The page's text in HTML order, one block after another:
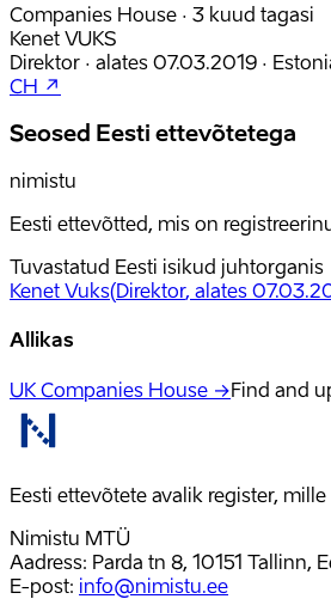
Companies House · 3 kuud tagasi
Kenet VUKS
Direktor · alates 07.03.2019 ·
CH ↗
Seosed Eesti ettevõtetega
nimistu
Eesti ettevõtted, mis on
Tuvastatud Eesti isikud juhtorganis
Kenet Vuks(Direktor, alates
Allikas
UK Companies House →Find and
Eesti ettevõtete avalik register,
Nimistu MTÜ
Aadress: Parda tn 8, 10151 Tallinn,
E-post: info@nimistu.ee